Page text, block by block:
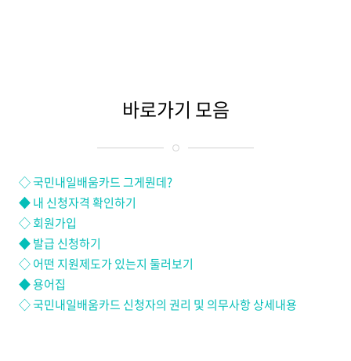
바로가기 모음
◇ 국민내일배움카드 그게뭔데?
◆ 내 신청자격 확인하기
◇ 회원가입
◆발급 신청하기
◇어떤 지원제도가 있는지 둘러보기
◆용어집
◇ 국민내일배움카드 신청자의 권리 및 의무사항 상세내용